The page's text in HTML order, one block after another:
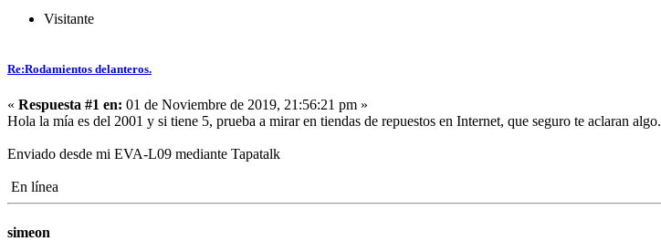
Visitante
Re:Rodamientos delanteros.
« Respuesta #1 en: 01 de Noviembre de 2019, 21:56:21 pm »
Hola la mía es del 2001 y si tiene 5, prueba a mirar en tiendas de repuestos en Internet, que seguro te aclaran algo.
Enviado desde mi EVA-L09 mediante Tapatalk
En línea
simeon